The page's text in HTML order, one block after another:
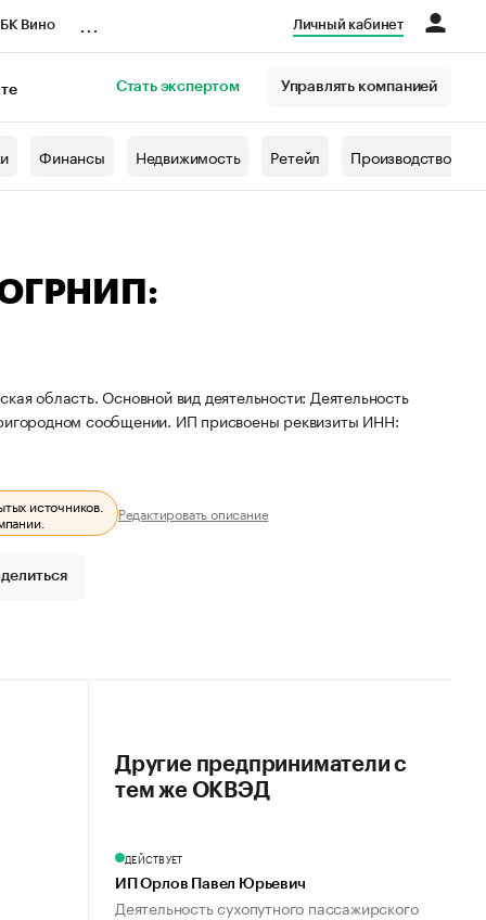
Вино Личный кабинет
Стать экспертом Управлять компанией
Финансы Недвижимость Ретейл Производство
ОГРНИП:
область. Основной вид деятельности: Деятельность
сообщении. ИП присвоены реквизиты ИНН:
источников.
Редактировать описание
Другие предприниматели с
тем же ОКВЭД
ДЕЙСТВУЕТ
ИП Орлов Павел Юрьевич
Деятельность сухопутного пассажирского